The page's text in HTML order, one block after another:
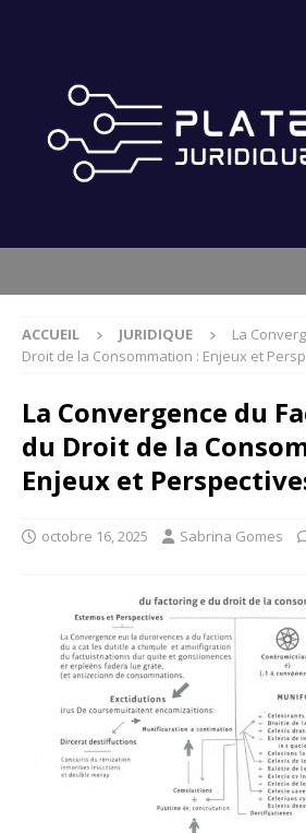
ACCUEIL JURIDIQUE
La
Droit de la Consommation : Enjeux et
La Convergence du
du Droit de la
Enjeux et
octobre 16, 2025 Sabrina Gomes